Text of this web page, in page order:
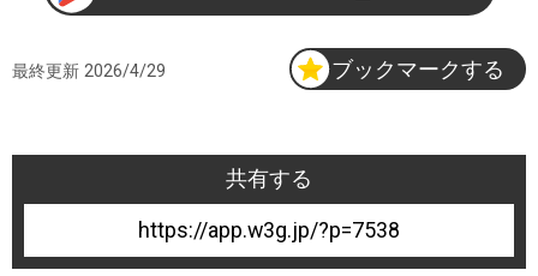
最終更新 2026/4/29 ブックマークする
共有する
7538